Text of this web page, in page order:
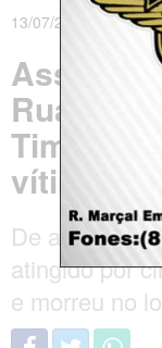
13/07/2021 às
Rua
vítima
De acordo
atingido por
e morreu no